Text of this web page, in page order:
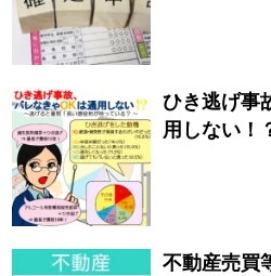
ひき逃げ事
用しない！
不動産売買